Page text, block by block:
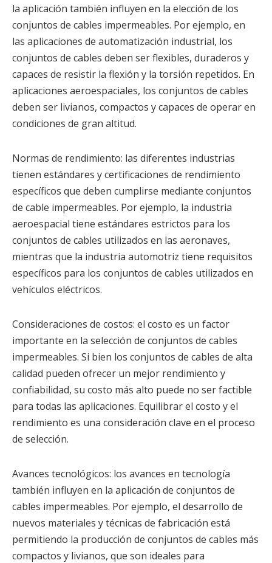
la aplicación también influyen en la elección de los
conjuntos de cables impermeables. Por ejemplo, en
las aplicaciones de automatización industrial, los
conjuntos de cables deben ser flexibles, duraderos y
capaces de resistir la flexión y la torsión repetidos. En
aplicaciones aeroespaciales, los conjuntos de cables
deben ser livianos, compactos y capaces de operar en
condiciones de gran altitud.
Normas de rendimiento: las diferentes industrias
tienen estándares y certificaciones de rendimiento
específicos que deben cumplirse mediante conjuntos
de cable impermeables. Por ejemplo, la industria
aeroespacial tiene estándares estrictos para los
conjuntos de cables utilizados en las aeronaves,
mientras que la industria automotriz tiene requisitos
específicos para los conjuntos de cables utilizados en
vehículos eléctricos.
Consideraciones de costos: el costo es un factor
importante en la selección de conjuntos de cables
impermeables. Si bien los conjuntos de cables de alta
calidad pueden ofrecer un mejor rendimiento y
confiabilidad, su costo más alto puede no ser factible
para todas las aplicaciones. Equilibrar el costo y el
rendimiento es una consideración clave en el proceso
de selección.
Avances tecnológicos: los avances en tecnología
también influyen en la aplicación de conjuntos de
cables impermeables. Por ejemplo, el desarrollo de
nuevos materiales y técnicas de fabricación está
permitiendo la producción de conjuntos de cables más
compactos y livianos, que son ideales para